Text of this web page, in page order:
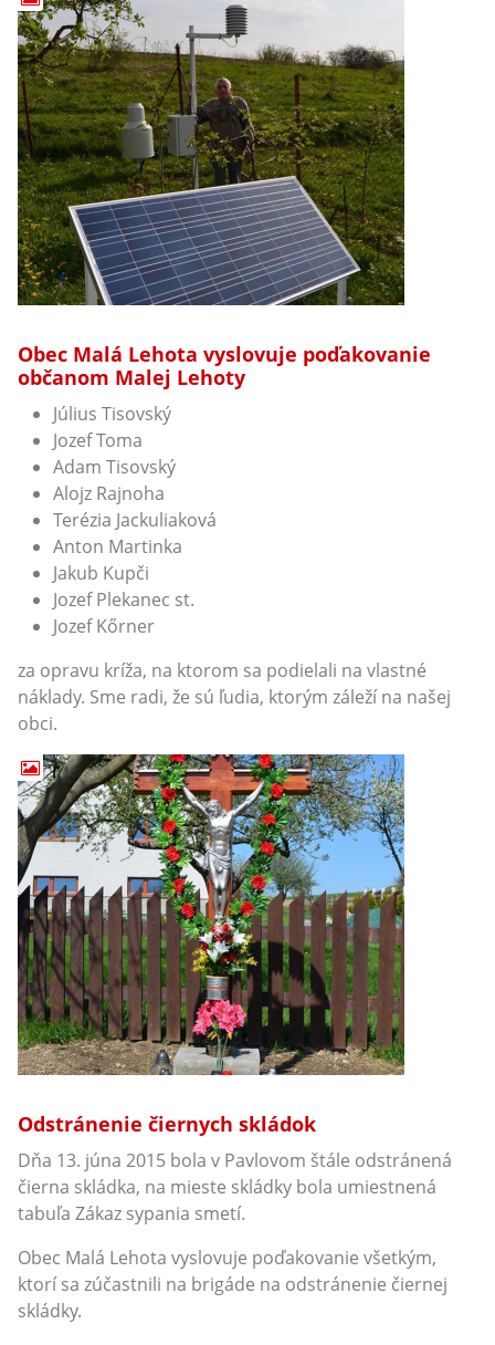
Obec Malá Lehota vyslovuje poďakovanie
občanom Malej Lehoty
Július Tisovský
Jozef Toma
Adam Tisovský
Alojz Rajnoha
Terézia Jackuliaková
Anton Martinka
Jakub Kupči
Jozef Plekanec st.
Jozef Kőrner
za opravu kríža, na ktorom sa podielali na vlastné
náklady. Sme radi, že sú ľudia, ktorým záleží na našej
obci.
Odstránenie čiernych skládok
Dňa 13. júna 2015 bola v Pavlovom štále odstránená
čierna skládka, na mieste skládky bola umiestnená
tabuľa Zákaz sypania smetí.
Obec Malá Lehota vyslovuje poďakovanie všetkým,
ktorí sa zúčastnili na brigáde na odstránenie čiernej
skládky.